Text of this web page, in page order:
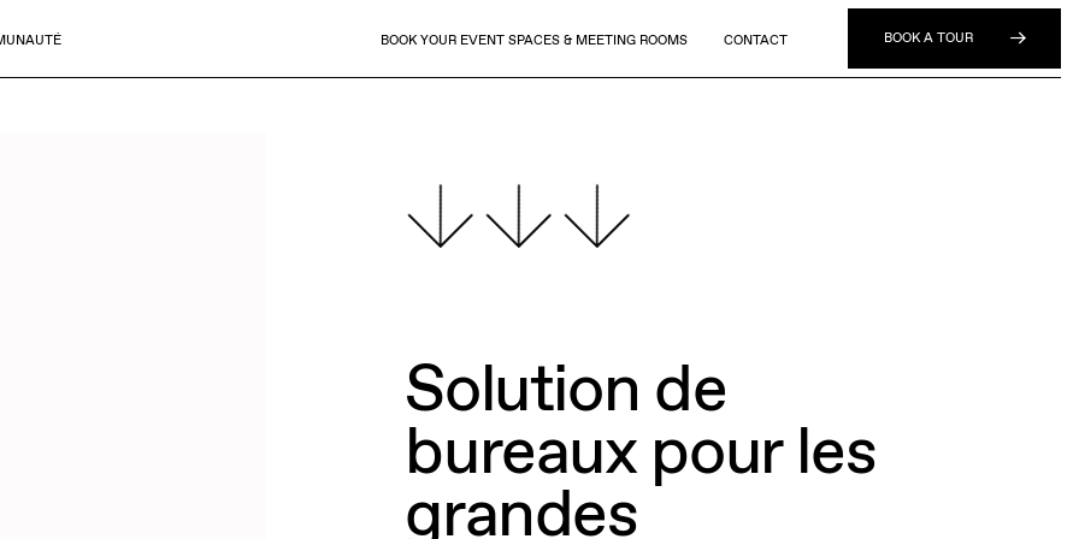
BOOK YOUR EVENT SPACES & MEETING ROOMS CONTACT BOOK A TOUR
Solution de
bureaux pour les
grandes